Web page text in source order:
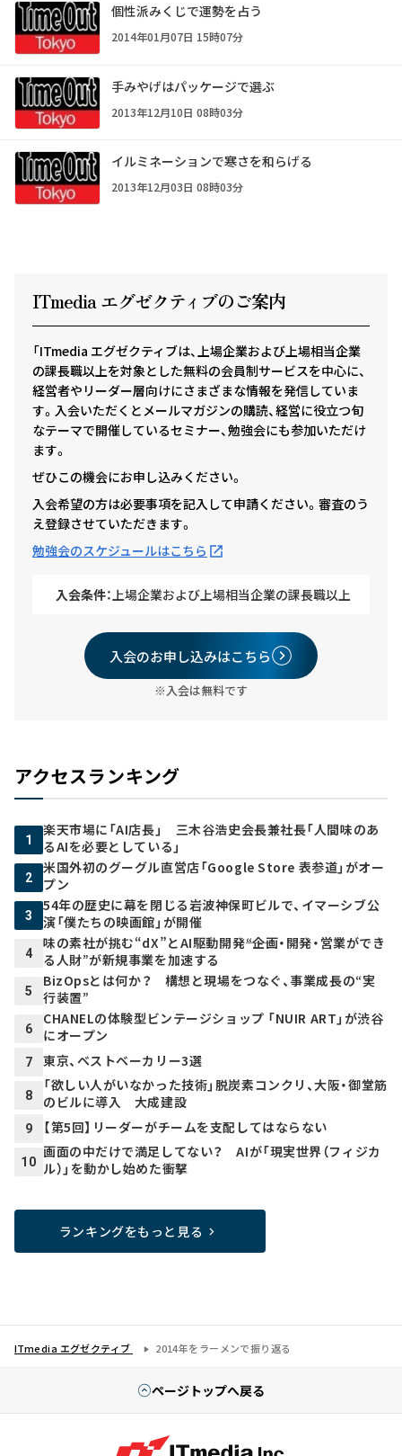
個性派みくじで運勢を占う
2014年01月07日 15時07分
手みやげはパッケージで選ぶ
2013年12月10日 08時03分
イルミネーションで寒さを和らげる
2013年12月03日 08時03分
ITmedia エグゼクティ ブのご案内
「ITmedia エグゼクティブは、上場企業および上場相当企業
の課長職以上を対象とした無料の会員制サービスを中心に、
経営者やリーダー層向けにさまざまな情報を発信していま
す。入会いただくとメールマガジンの購読、経営に役立つ旬
なテーマで開催しているセミナー、勉強会にも参加いただけ
ます。
ぜひこの機会にお申し込みください。
入会希望の方は必要事項を記入して申請ください。審査のう
え登録させていただきます。
勉強会のスケジュールはこちら
入会条件：上場企業および上場相当企業の課長職以上
入会のお申し込みはこちら
※入会は無料です
アクセスランキング
1
楽天市場に「AI店長」 三木谷浩史会長兼社長「人間味のあ
るAIを必要としている」
2
米国外初のグーグル直営店「Google Store 表参道」がオー
プン
3
54年の歴史に幕を閉じる岩波神保町ビルで、イマーシブ公
演「僕たちの映画館」が開催
4
味の素社が挑む“dX”とAI駆動開発――“企画・開発・営業ができ
る人財”が新規事業を加速する
5
BizOpsとは何か？ 構想と現場をつなぐ、事業成長の“実
行装置”
6
CHANELの体験型ビンテージショップ 「NUIR ART」が渋谷
にオープン
7 東京、ベストベーカリー3選
8
「欲しい人がいなかった技術」脱炭素コンクリ、大阪・御堂筋
のビルに導入 大成建設
9 【第5回】リーダーがチームを支配してはならない
10
画面の中だけで満足してない？ AIが「現実世界（フィジカ
ル）」を動かし始めた衝撃
ランキングをもっと見る
ITmedia エグゼクティブ 2014年をラーメンで振り返る
ページトップへ戻る